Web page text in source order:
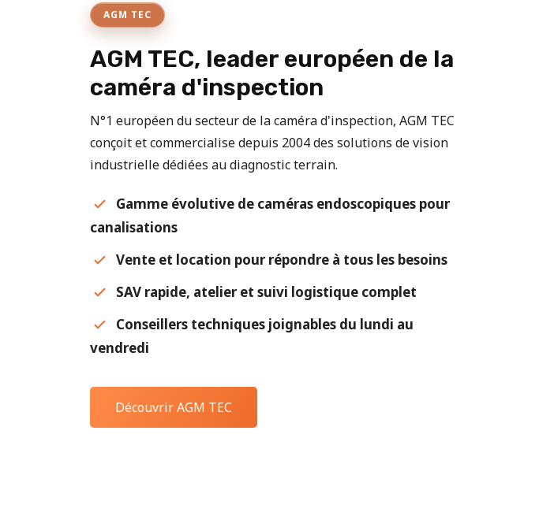
AGM TEC
AGM TEC, leader européen de la
caméra d'inspection
N°1 européen du secteur de la caméra d'inspection, AGM TEC
conçoit et commercialise depuis 2004 des solutions de vision
industrielle dédiées au diagnostic terrain.
Gamme évolutive de caméras endoscopiques pour
canalisations
Vente et location pour répondre à tous les besoins
SAV rapide, atelier et suivi logistique complet
Conseillers techniques joignables du lundi au
vendredi
Découvrir AGM TEC